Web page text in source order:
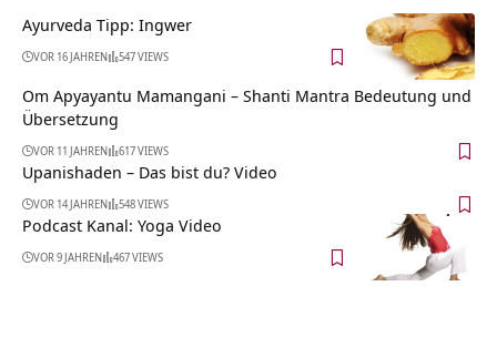
Ayurveda Tipp: Ingwer
VOR 16 JAHREN 547 VIEWS
Om Apyayantu Mamangani – Shanti Mantra Bedeutung und
Übersetzung
VOR 11 JAHREN 617 VIEWS
Upanishaden – Das bist du? Video
VOR 14 JAHREN 548 VIEWS
Podcast Kanal: Yoga Video
VOR 9 JAHREN 467 VIEWS